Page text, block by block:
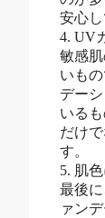
安心
4. UV
敏感
いも
デー
いる
だけ
す。
5. 肌
最後
ァン